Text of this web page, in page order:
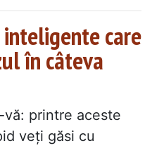
care
în câteva
printre aceste
veți găsi cu